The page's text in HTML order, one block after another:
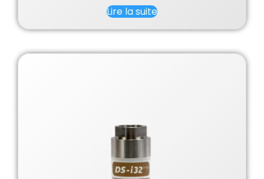
Lire la suite